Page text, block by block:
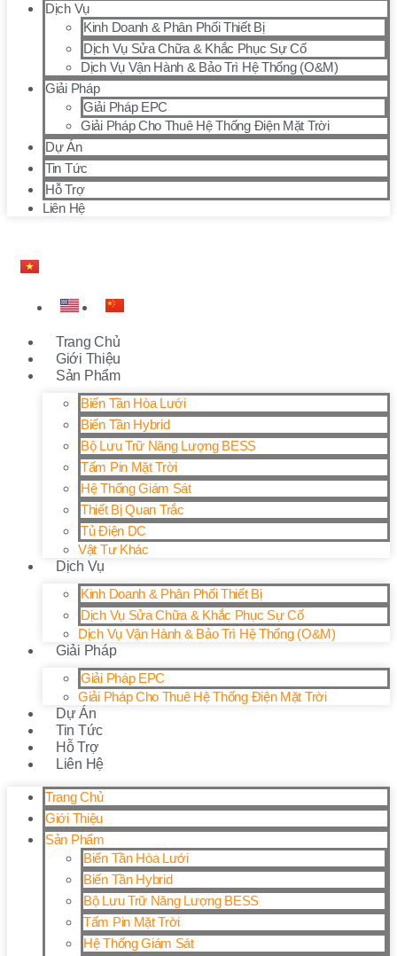
Dịch Vụ
Kinh Doanh & Phân Phối Thiết Bị
Dịch Vụ Sửa Chữa & Khắc Phục Sự Cố
Dịch Vụ Vận Hành & Bảo Trì Hệ Thống (O&M)
Giải Pháp
Giải Pháp EPC
Giải Pháp Cho Thuê Hệ Thống Điện Mặt Trời
Dự Án
Tin Tức
Hỗ Trợ
Liên Hệ
Trang Chủ
Giới Thiệu
Sản Phẩm
Biến Tần Hòa Lưới
Biến Tần Hybrid
Bộ Lưu Trữ Năng Lượng BESS
Tấm Pin Mặt Trời
Hệ Thống Giám Sát
Thiết Bị Quan Trắc
Tủ Điện DC
Vật Tư Khác
Dịch Vụ
Kinh Doanh & Phân Phối Thiết Bị
Dịch Vụ Sửa Chữa & Khắc Phục Sự Cố
Dịch Vụ Vận Hành & Bảo Trì Hệ Thống (O&M)
Giải Pháp
Giải Pháp EPC
Giải Pháp Cho Thuê Hệ Thống Điện Mặt Trời
Dự Án
Tin Tức
Hỗ Trợ
Liên Hệ
Trang Chủ
Giới Thiệu
Sản Phẩm
Biến Tần Hòa Lưới
Biến Tần Hybrid
Bộ Lưu Trữ Năng Lượng BESS
Tấm Pin Mặt Trời
Hệ Thống Giám Sát